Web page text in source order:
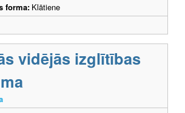
forma: Klātiene
vidējās izglītības